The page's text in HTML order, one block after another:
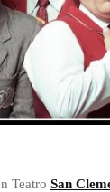
Teatro San